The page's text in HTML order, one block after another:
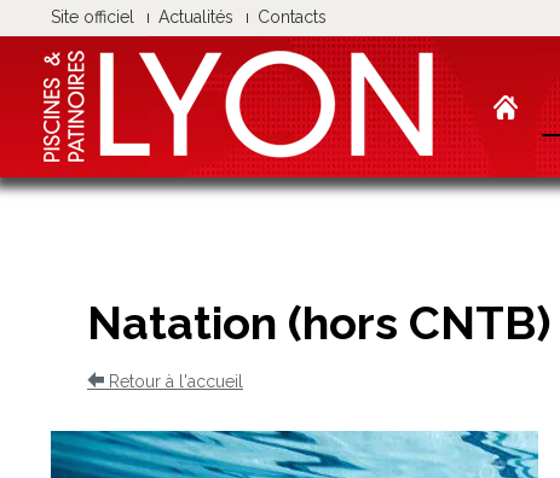
Site officiel Actualités Contacts
Natation (hors CNTB)
Retour à l'accueil
Panneau de gestion des cookies